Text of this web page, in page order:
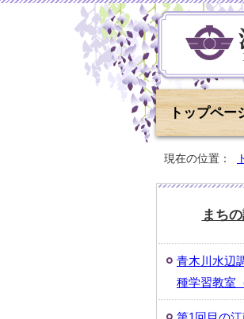
トップペー
現在の位置：
まち
青木川水辺
種学習教室